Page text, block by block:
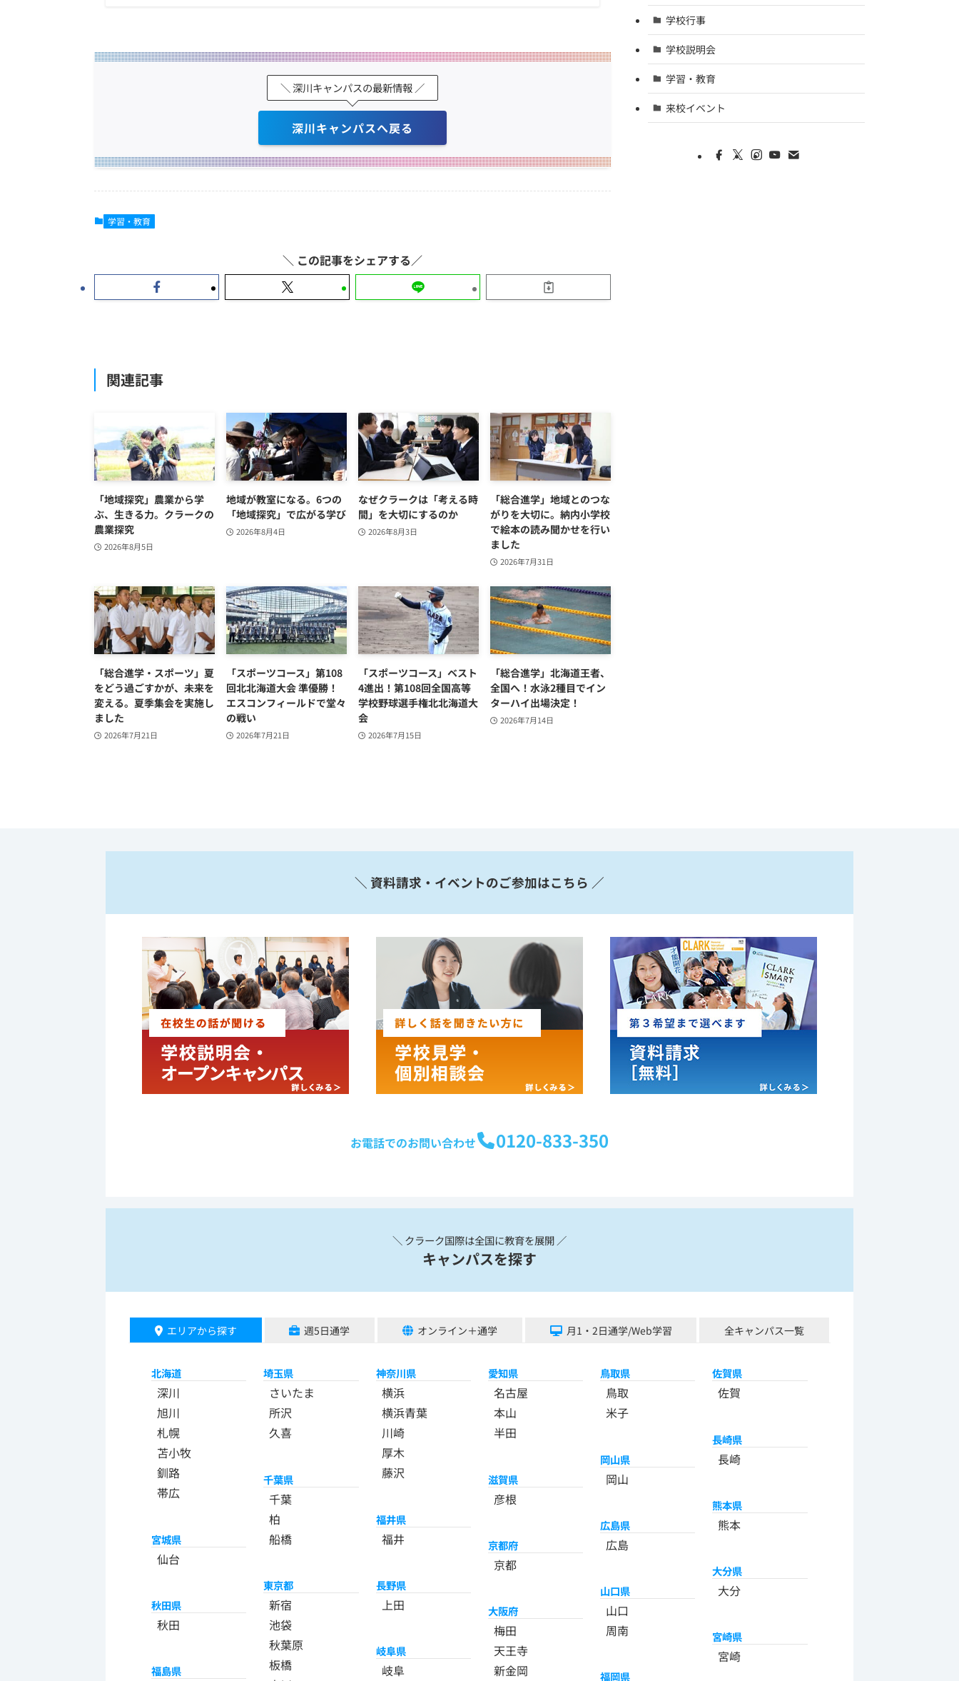
＼ 深川キャンパスの最新情報 ／
深川キャンパスへ戻る
学習・教育
関連記事
「地域探究」農業から学
ぶ、生きる力。クラークの
農業探究
2026年8月5日
地域が教室になる。6つの
「地域探究」で広がる学び
2026年8月4日
なぜクラークは「考える時
間」を大切にするのか
2026年8月3日
「総合進学」地域とのつな
がりを大切に。納内小学校
で絵本の読み聞かせを行い
ました
2026年7月31日
「総合進学・スポーツ」夏
をどう過ごすかが、未来を
変える。夏季集会を実施し
ました
2026年7月21日
「スポーツコース」第108
回北北海道大会 準優勝！
エスコンフィールドで堂々
の戦い
2026年7月21日
「スポーツコース」ベスト
4進出！第108回全国高等
学校野球選手権北北海道大
会
2026年7月15日
「総合進学」北海道王者、
全国へ！水泳2種目でイン
ターハイ出場決定！
2026年7月14日
学校行事
学校説明会
学習・教育
来校イベント
＼ 資料請求・イベントのご参加はこちら ／
お電話でのお問い合わせ 0120-833-350
＼ クラーク国際は全国に教育を展開 ／
キャンパスを探す
エリアから探す 週5日通学 オンライン＋通学 月1・2日通学/Web学習 全キャンパス一覧
北海道
深川
旭川
札幌
苫小牧
釧路
帯広
宮城県
仙台
秋田県
秋田
福島県
埼玉県
さいたま
所沢
久喜
千葉県
千葉
柏
船橋
東京都
新宿
池袋
秋葉原
板橋
神奈川県
横浜
横浜青葉
川崎
厚木
藤沢
福井県
福井
長野県
上田
岐阜県
岐阜
愛知県
名古屋
本山
半田
滋賀県
彦根
京都府
京都
大阪府
梅田
天王寺
新金岡
鳥取県
鳥取
米子
岡山県
岡山
広島県
広島
山口県
山口
周南
福岡県
佐賀県
佐賀
長崎県
長崎
熊本県
熊本
大分県
大分
宮崎県
宮崎